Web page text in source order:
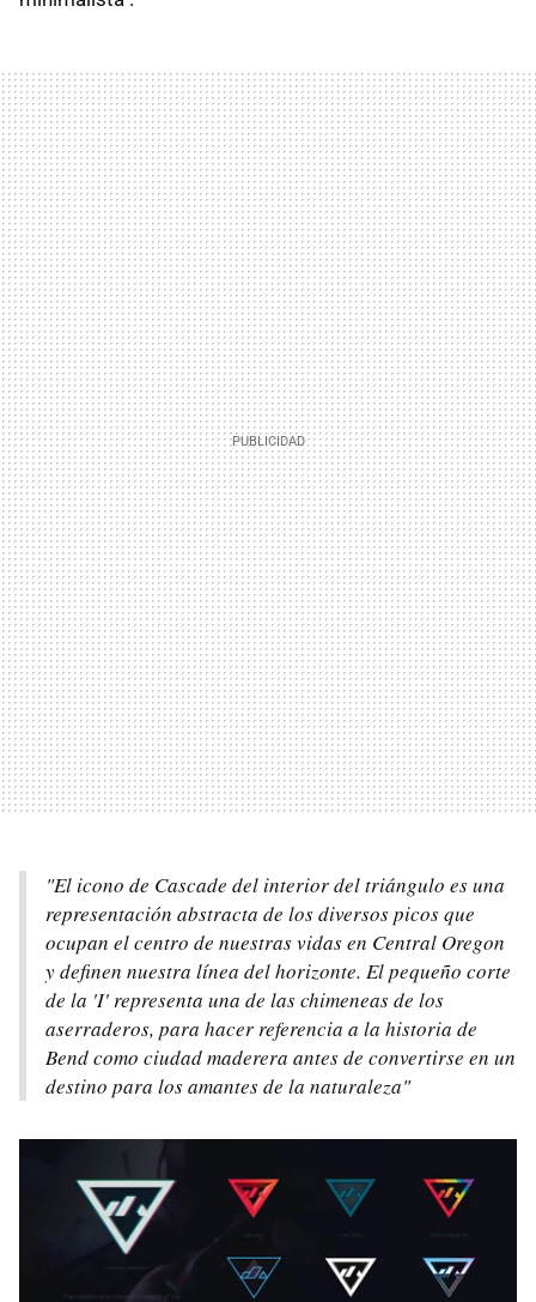
"El icono de Cascade del interior del triángulo es una
representación abstracta de los diversos picos que
ocupan el centro de nuestras vidas en Central Oregon
y definen nuestra línea del horizonte. El pequeño corte
de la 'I' representa una de las chimeneas de los
aserraderos, para hacer referencia a la historia de
Bend como ciudad maderera antes de convertirse en un
destino para los amantes de la naturaleza"